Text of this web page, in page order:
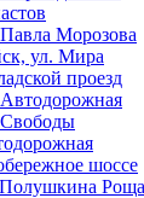
Морозова
ул. Мира
проезд
Свободы
шоссе
Полушкина Роща